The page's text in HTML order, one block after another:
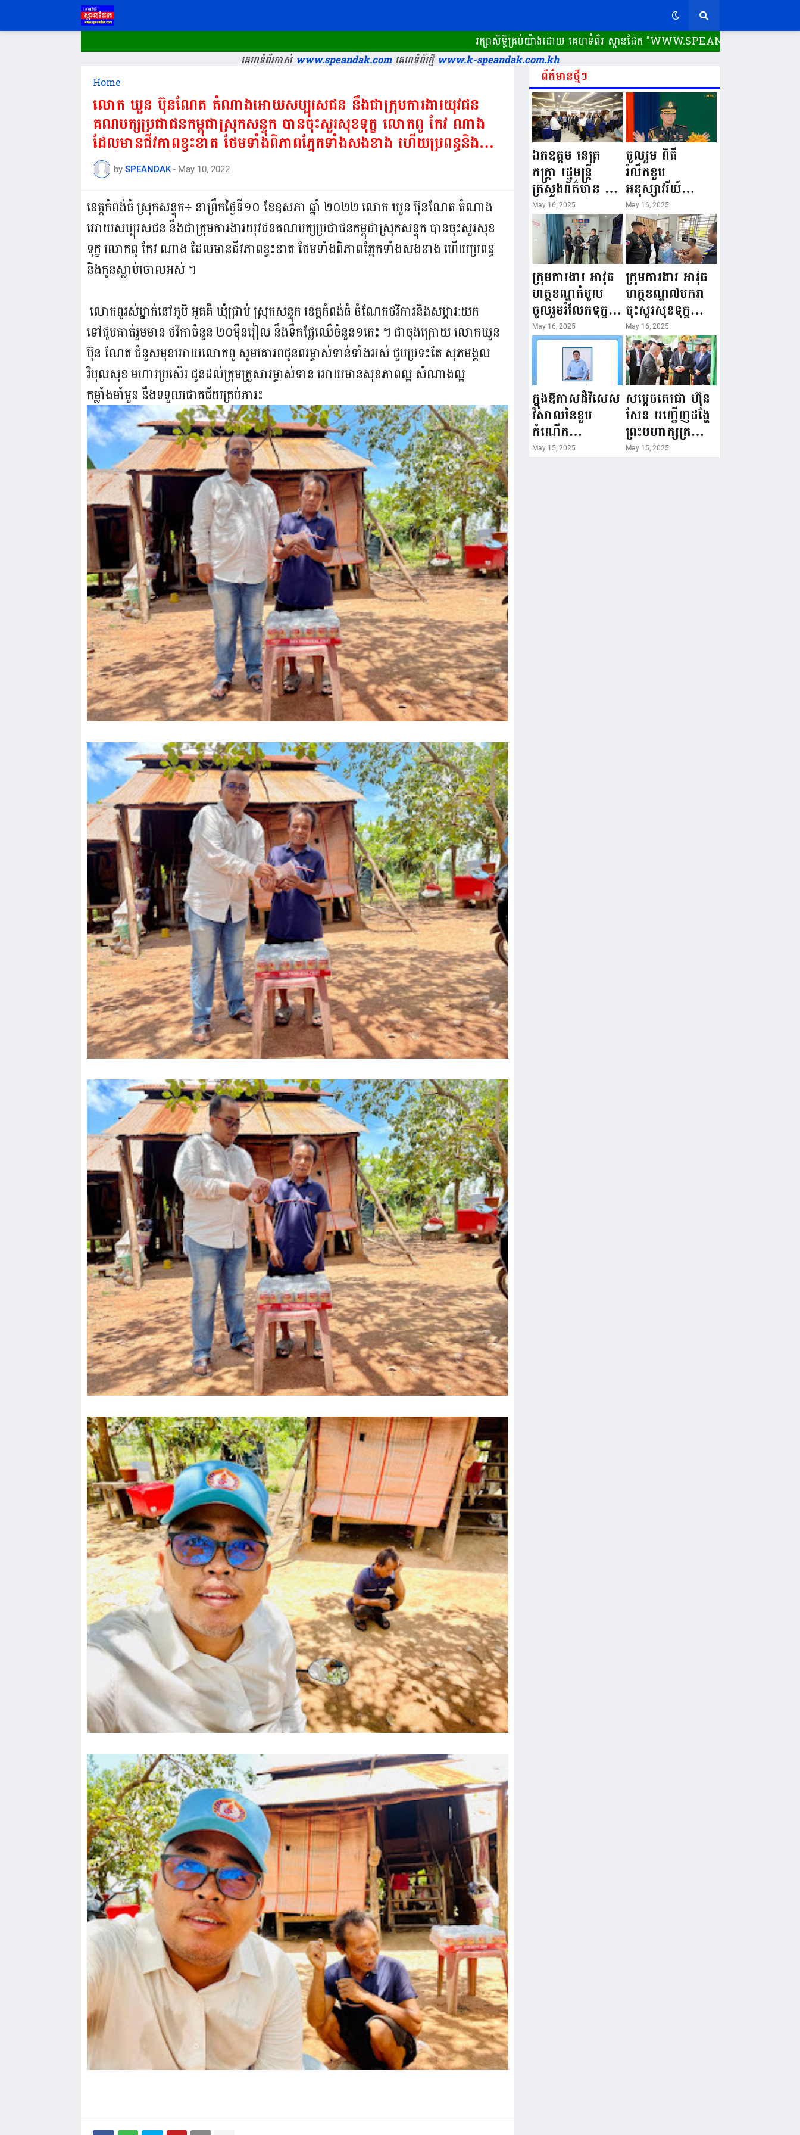
រក្សាសិទ្ធិគ្រប់យ៉ាងដោយ គេហទំព័រ ស្ពានដែក​ "WWW.SPEANDAK.COM" គេហទំព័
គេហទំព័រចាស់www.speandak.comគេហទំព័រថ្មីwww.k-speandak.com.kh
Home
លោក​ ឃួន​ ប៊ុន​ណែត​ តំណាងអោយ​សប្បុរសជន​ នឹងជាក្រុមការងារយុវជន
គណបក្សប្រជាជនកម្ពុជា​ស្រុកសន្ទុក​ បានចុះសួរសុខទុក្ខ លោកពូ​ កែវ​ ណាង​
ដែលមានជីវភាពខ្វះខាត ថែមទាំងពិភាព​ភែ្នក​ទាំងសងខាង​ ហើយប្រពន្ធនិងកូន
ស្លាប់ចោលអស់​ ។==
by SPEANDAK - May 10, 2022
ខេត្តកំពង់ធំ​ ស្រុកសន្ទុក​÷ នាព្រឹកថ្ងៃទី​១០​ ខែ​ឧសភា​ ឆ្នាំ​ ២០២២ លោក​ ឃួន​ ប៊ុន​ណែត​ តំណាង
អោយ​សប្បុរសជន​ នឹងជាក្រុមការងារយុវជនគណបក្សប្រជាជនកម្ពុជា​ស្រុកសន្ទុក​ បានចុះសួរសុខ
ទុក្ខ លោកពូ​ កែវ​ ណាង​ ដែលមានជីវភាពខ្វះខាត ថែមទាំងពិភាព​ភែ្នក​ទាំងសងខាង​ ហើយប្រពន្ធ
និងកូនស្លាប់ចោលអស់​ ។
លោកពូរស់ម្នាក់នៅភូមិ​ អូគគី​ ឃុំ​ជ្រាប់​ ស្រុកសន្ទុក​ ខេត្តកំពង់ធំ​ ចំណែកថវិការនិងសម្ភារ:យក
ទៅជូបគាត់រួមមាន ថវិកា​ចំនួន ២០មុឺនរៀល​ នឹងទឹកផែ្លឈេឺចំនួន​១កេះ​ ។ ជាចុងក្រោយ​ លោកឃួន​
ប៊ុន​ ណែត​​ ជំនួសមុខអោយលោកពូ​ សូមគោរពជូនពរ​ម្ចាស់ទាន់ទាំងអស់​ ជួបប្រទះ​តែ​ សុភមង្គល​
វិបុល​សុខ​ មហារប្រសេីរ​ ជូនដល់ក្រុមគ្រួសារម្ចាស់ទាន​ អោយមានសុខភាពល្អ​ សំណាងល្អ​
កម្លាំងមាំមួន នឹងទទួលជោគជ័យគ្រប់ភារះ
ព័ត៌មានថ្មីៗ
ឯកឧត្តម នេត្រ
ភក្ត្រា រដ្ឋមន្ត្រី
ក្រសួងព័ត៌មាន នៅ
រសៀលថ្ងៃទី១៦ ខែ
ឧសភា
ឆ្នាំ២០២៥នេះ
បានអញ្ជើញចុះធ្វើ
ជំរឿនថ្នាក់ដឹកនាំ
មន្ត្រីរាជការស៉ីវិល
នៃក្រសួងព័ត៌មាន...
May 16, 2025
ចូលរួម ពិធី
រំលឹកខួប
អនុស្សាវរីយ៍
លើកទី៨០ ថ្ងៃ
កំណើតនគរបាល
ជាតិកម្ពុជា “១៦
ឧសភា ១៩៤៥ ~
១៦ ឧសភា
២០២៥”...
May 16, 2025
ក្រុមការងារ អាវុធ
ហត្ថខណ្ឌកំបូល
ចូលរួមរំលែកទុក្ខ
ដល់គ្រួសារ
សមាជិក ដែល
ឪពុកក្មេករបស់
លោកទទួលមរណៈ
ភាព!
May 16, 2025
ក្រុមការងារ អាវុធ
ហត្ថខណ្ឌ៧មករា
ចុះសួរសុខទុក្ខ
សមាជិក ដែលជួប
គ្រោះថ្នាក់
ចរាចរណ៍ កំពុង
សម្រាកព្យាបាល
នៅមន្ទីរពេទ្យ!
May 16, 2025
ក្នុងឱកាសដ៏វិសេស
វិសាលនៃខួប
កំណើត
គម្រប់ខួប៤៤
May 15, 2025
សម្តេចតេជោ ហ៊ុន
សែន អញ្ជើញដង្ហែ
ព្រះមហាក្សត្រ
យាងទតការតាំង
May 15, 2025